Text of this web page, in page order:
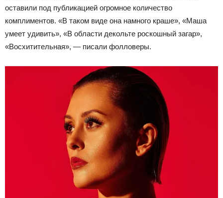
оставили под публикацией огромное количество
комплиментов. «В таком виде она намного краше», «Маша
умеет удивить», «В области декольте роскошный загар»,
«Восхитительная», — писали фолловеры.